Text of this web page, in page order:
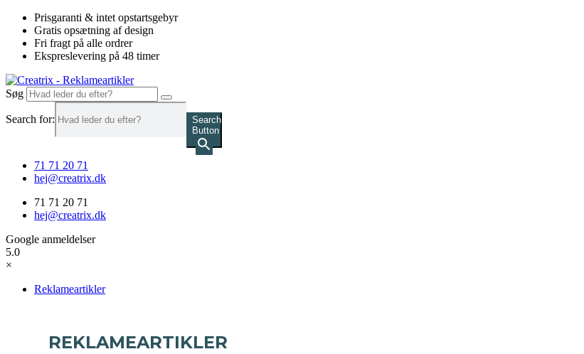
Videre
indhold
Prisgaranti & intet opstartsgebyr
Gratis opsætning af design
Fri fragt på alle ordrer
Ekspreslevering på 48 timer
Søg
Search for:
Search
Button
71 71 20 71
hej@creatrix.dk
71 71 20 71
hej@creatrix.dk
Google anmeldelser
5.0
×
Reklameartikler
REKLAMEARTIKLER